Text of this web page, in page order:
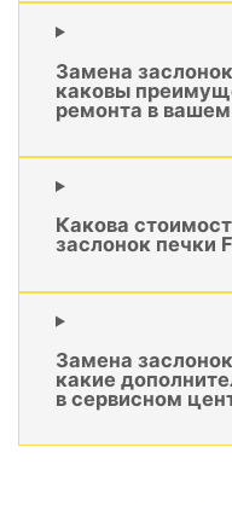
Замена
каковы
ремонта в
Какова
заслонок печки
Замена
какие
в сервисном